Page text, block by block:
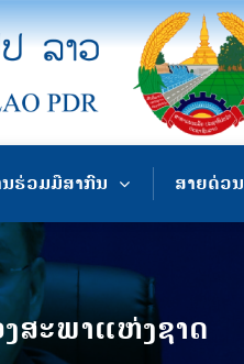
ຮ່ວມມືສາກົນ ສາຍດ່ວນ
ສະພາແຫ່ງຊາດ